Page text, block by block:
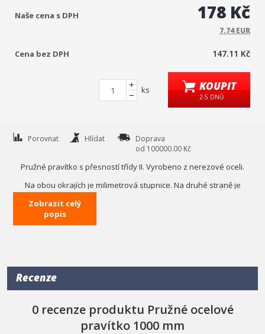
Naše cena s DPH 178 Kč
7.74 EUR
Cena bez DPH 147.11 Kč
ks KOUPIT
2-5 DNŮ
Porovnat Hlídat
Doprava
od 100000.00 Kč
Pružné pravítko s přesností třídy II. Vyrobeno z nerezové oceli.
Na obou okrajích je milimetrová stupnice. Na druhé straně je
převodní tabulka hodnot závitů.
Pro přesné měření a značení v zámečnictví, strojírenství atd.
Tloušťka
1,3 mm
Délka stupnice
Zobrazit celý
popis
Recenze
0 recenze produktu Pružné ocelové
pravítko 1000 mm